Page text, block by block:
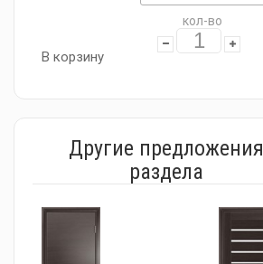
кол-во
В корзину
Другие предложения
раздела